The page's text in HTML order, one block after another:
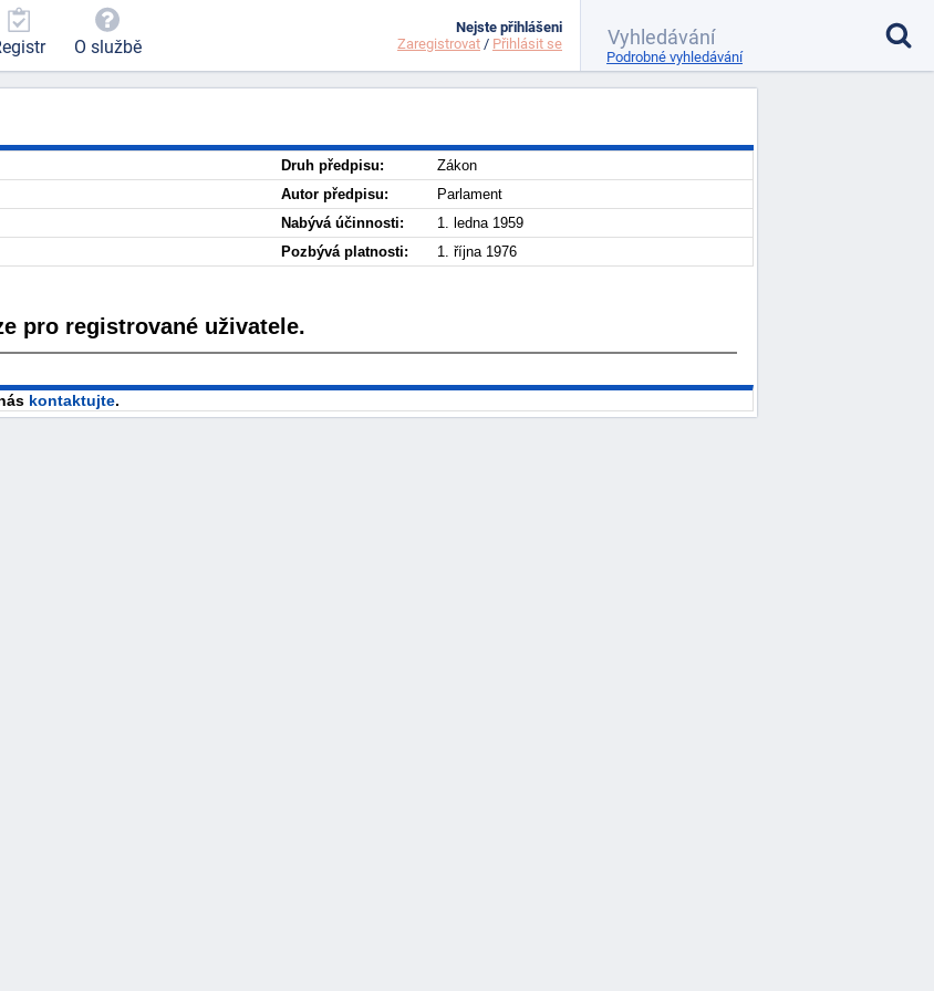
Druh předpisu:
Zákon
Autor předpisu:
Parlament
Nabývá účinnosti:
1. ledna 1959
Pozbývá platnosti: 1. října 1976
pro registrované uživatele.
kontaktujte.
O službě
Nejste přihlášeni
Zaregistrovat / Přihlásit se
Podrobné vyhledávání